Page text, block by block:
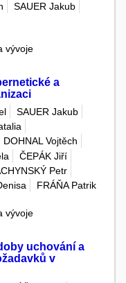
SAUER Jakub
vývoje
a
SAUER Jakub
DOHNAL Vojtěch
ČEPÁK Jiří
Petr
FRÁŇA Patrik
vývoje
uchování a
v